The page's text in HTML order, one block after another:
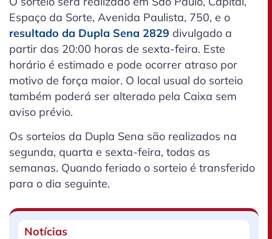
Espaço da Sorte, Avenida Paulista, 750, e o
resultado da Dupla Sena 2829 divulgado a
partir das 20:00 horas de sexta-feira. Este
horário é estimado e pode ocorrer atraso por
motivo de força maior. O local usual do sorteio
também poderá ser alterado pela Caixa sem
aviso prévio.
Os sorteios da Dupla Sena são realizados na
segunda, quarta e sexta-feira, todas as
semanas. Quando feriado o sorteio é transferido
para o dia seguinte.
Notícias